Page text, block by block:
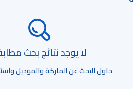
لا يوجد نتائج بحث
حاول البحث عن الماركة والموديل